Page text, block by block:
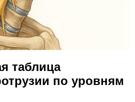
таблица
по уровням